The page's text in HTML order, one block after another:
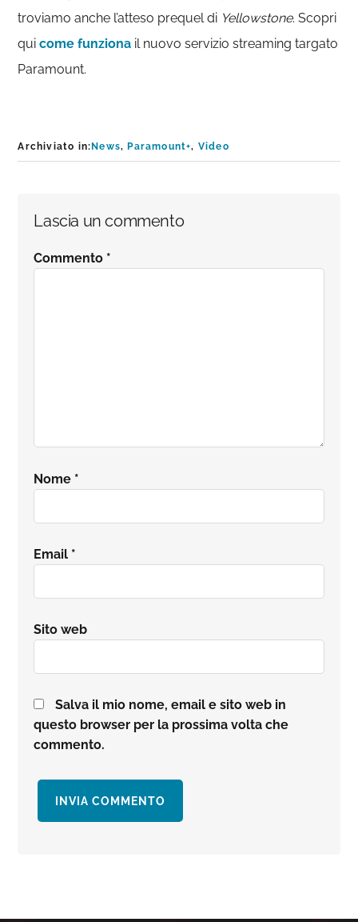
troviamo anche l’atteso prequel di Yellowstone. Scopri
quicome funziona il nuovo servizio streaming targato
Paramount.
Archiviato in: News, Paramount+, Video
Interazioni
del
Lascia un commento
Commento *
Nome *
Email *
Sito web
Salva il mio nome, email e sito web in
questo browser per la prossima volta che
commento.